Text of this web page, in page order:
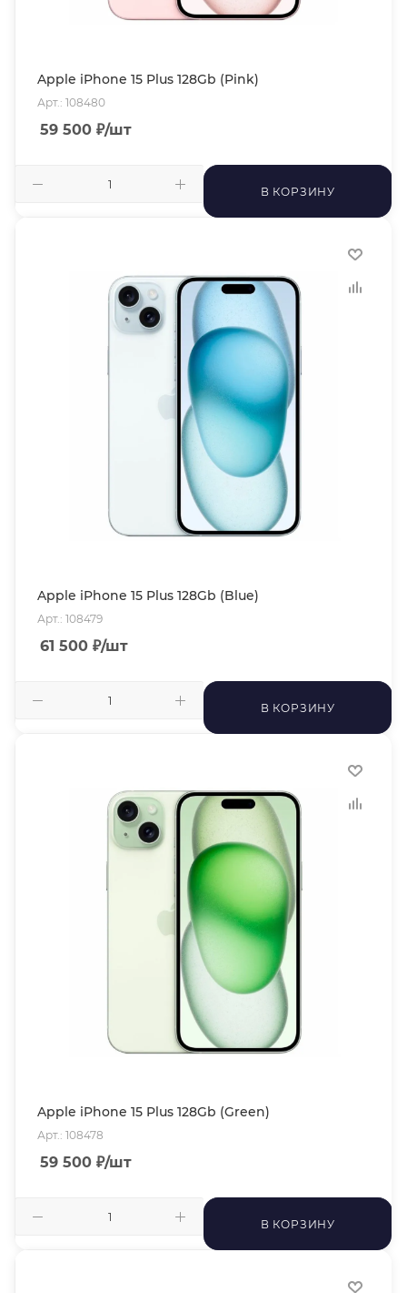
Apple iPhone 15 Plus 128Gb (Pink)
Арт.: 108480
59 500 ₽/шт
В КОРЗИНУ
Apple iPhone 15 Plus 128Gb (Blue)
Арт.: 108479
61 500 ₽/шт
В КОРЗИНУ
Apple iPhone 15 Plus 128Gb (Green)
Арт.: 108478
59 500 ₽/шт
В КОРЗИНУ